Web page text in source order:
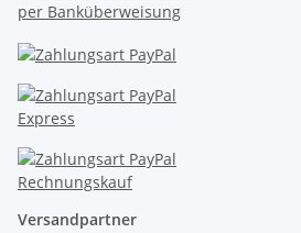
Versandpartner